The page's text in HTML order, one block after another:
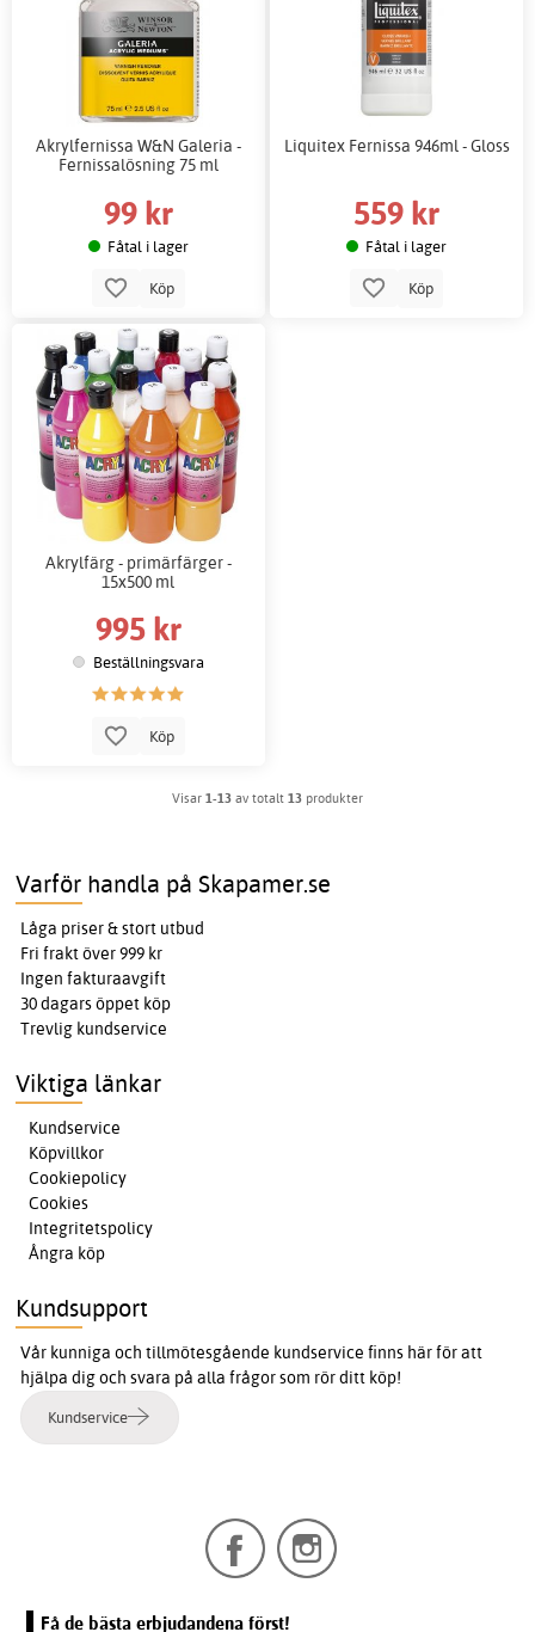
Akrylfernissa W&N Galeria -
Fernissalösning 75 ml
99 kr
Fåtal i lager
Köp
Liquitex Fernissa 946ml - Gloss
559 kr
Fåtal i lager
Köp
Akrylfärg - primärfärger -
15x500 ml
995 kr
Beställningsvara
Köp
Visar 1-13 av totalt 13 produkter
Varför handla på Skapamer.se
Låga priser & stort utbud
Fri frakt över 999 kr
Ingen fakturaavgift
30 dagars öppet köp
Trevlig kundservice
Viktiga länkar
Kundservice
Köpvillkor
Cookiepolicy
Cookies
Integritetspolicy
Ångra köp
Kundsupport
Vår kunniga och tillmötesgående kundservice finns här för att
hjälpa dig och svara på alla frågor som rör ditt köp!
Kundservice
Få de bästa erbjudandena först!